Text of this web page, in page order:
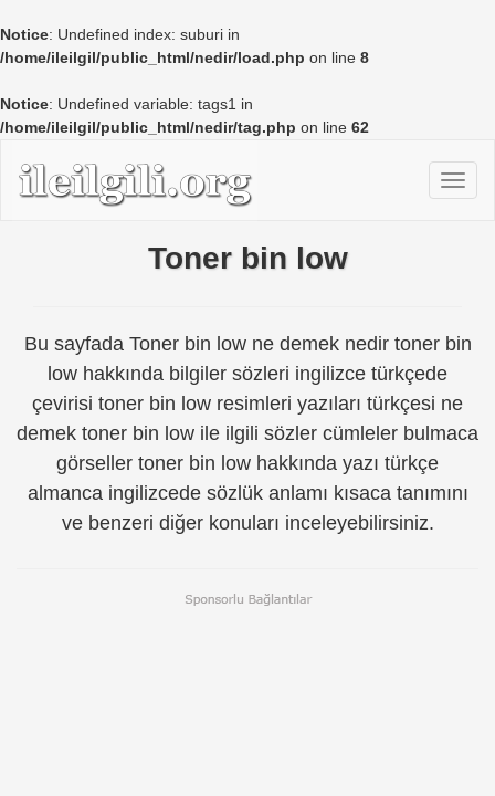
Notice: Undefined index: suburi in
/home/ileilgil/public_html/nedir/load.php on line 8
Notice: Undefined variable: tags1 in
/home/ileilgil/public_html/nedir/tag.php on line 62
Toner bin low
Bu sayfada Toner bin low ne demek nedir toner bin
low hakkında bilgiler sözleri ingilizce türkçede
çevirisi toner bin low resimleri yazıları türkçesi ne
demek toner bin low ile ilgili sözler cümleler bulmaca
görseller toner bin low hakkında yazı türkçe
almanca ingilizcede sözlük anlamı kısaca tanımını
ve benzeri diğer konuları inceleyebilirsiniz.